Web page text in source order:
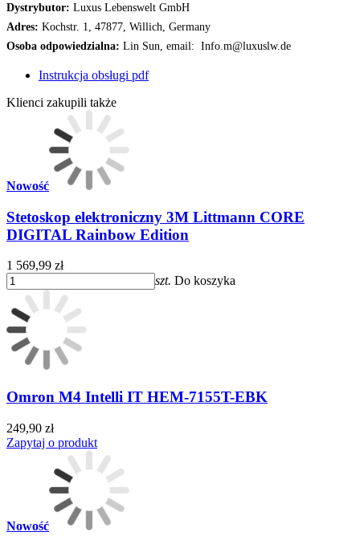
Dystrybutor: Luxus Lebenswelt GmbH
Adres: Kochstr. 1, 47877, Willich, Germany
Osoba odpowiedzialna: Lin Sun, email: Info.m@luxuslw.de
Instrukcja obsługi pdf
Klienci zakupili także
Nowość
Stetoskop elektroniczny 3M Littmann CORE
DIGITAL Rainbow Edition
1 569,99 zł
szt. Do koszyka
Omron M4 Intelli IT HEM-7155T-EBK
249,90 zł
Zapytaj o produkt
Nowość